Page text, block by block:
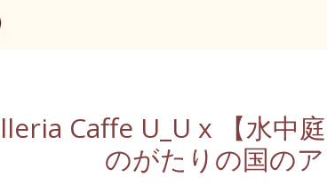
Caffe U_U x 【水中
のがたりの国のア